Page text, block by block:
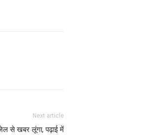
Next article
जेल से खबर लूंगा, पढ़ाई में